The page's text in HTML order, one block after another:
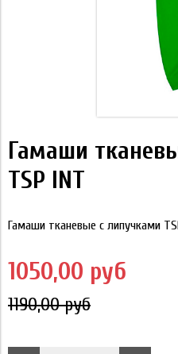
Гамаши
TSP INT
Гамаши тканевые с липучками
1050,00 руб
1190,00 руб